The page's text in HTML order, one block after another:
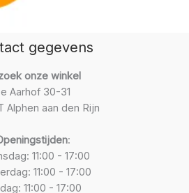
gegevens
onze winkel
Aarhof 30-31
Alphen aan den Rijn
:
11:00 - 17:00
11:00 - 17:00
11:00 - 17:00